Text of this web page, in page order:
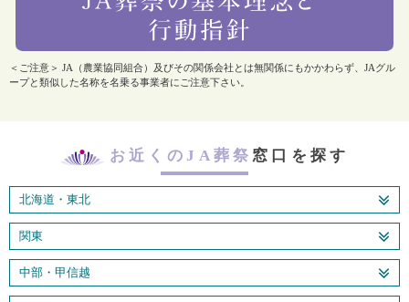
＜ご注意＞ JA（農業協同組合）及びその関係会社とは無関係にもかかわらず、JAグル
ープと類似した名称を名乗る事業者にご注意下さい。
お近くのJA葬祭 窓口を探す
北海道・東北
関東
中部・甲信越